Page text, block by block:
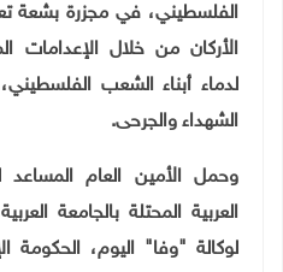
الفلسطيني، في مجزرة بشعة
الأركان من خلال الإعدامات
لدماء أبناء الشعب
الشهداء والجرحى.
وحمل الأمين العام
العربية المحتلة بالجامعة
لوكالة "وفا" اليوم، الحكومة